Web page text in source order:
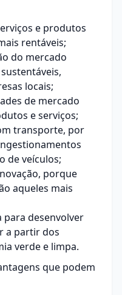
e produtos
rentáveis;
do mercado
locais;
de mercado
e serviços;
transporte, por
de veículos;
porque
aqueles mais
para desenvolver
a partir dos
verde e limpa.
que podem